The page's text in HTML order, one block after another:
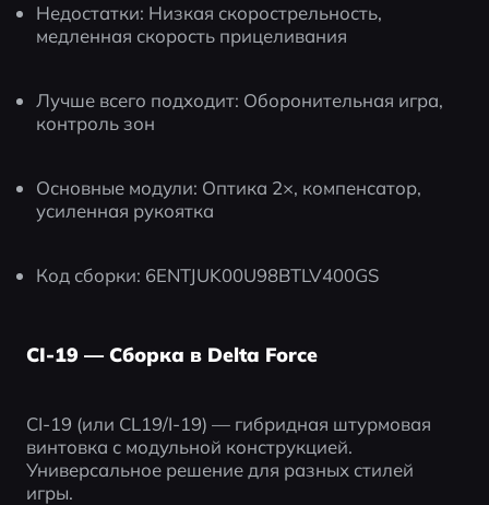
Недостатки: Низкая скорострельность,
медленная скорость прицеливания
Лучше всего подходит: Оборонительная игра,
контроль зон
Основные модули: Оптика 2×, компенсатор,
усиленная рукоятка
Код сборки: 6ENTJUK00U98BTLV400GS
CI-19 — Сборка в Delta Force
CI-19 (или CL19/I-19) — гибридная штурмовая
винтовка с модульной конструкцией.
Универсальное решение для разных стилей
игры.